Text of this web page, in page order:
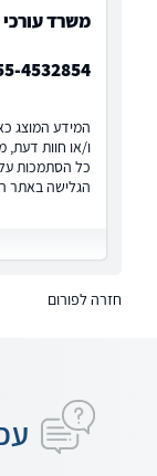
משרד עורכי
4532854
המידע המוצג
ו/או חוות דעת,
כל הסתמכות
הגלישה באתר
חזרה לפורום